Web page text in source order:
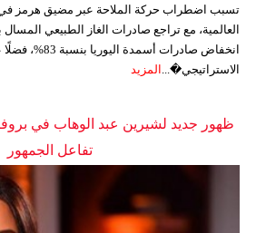
تسبب اضطراب حركة الملاحة عبر مضيق هرمز في
انخفاض صادرات
الاستراتيجي�... المزيد
ظهور جديد لشيرين عبد الوهاب في
تفاعل الجمهور